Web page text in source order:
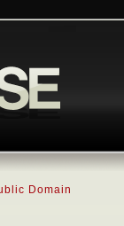
Domain